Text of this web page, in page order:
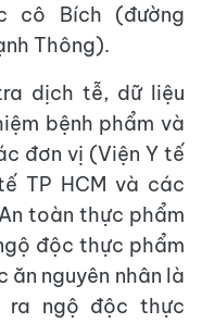
cô Bích (đường
Thông).
dịch tễ, dữ liệu
bệnh phẩm và
đơn vị (Viện Y tế
TP HCM và các
toàn thực phẩm
độc thực phẩm
nguyên nhân là
ra ngộ độc thực